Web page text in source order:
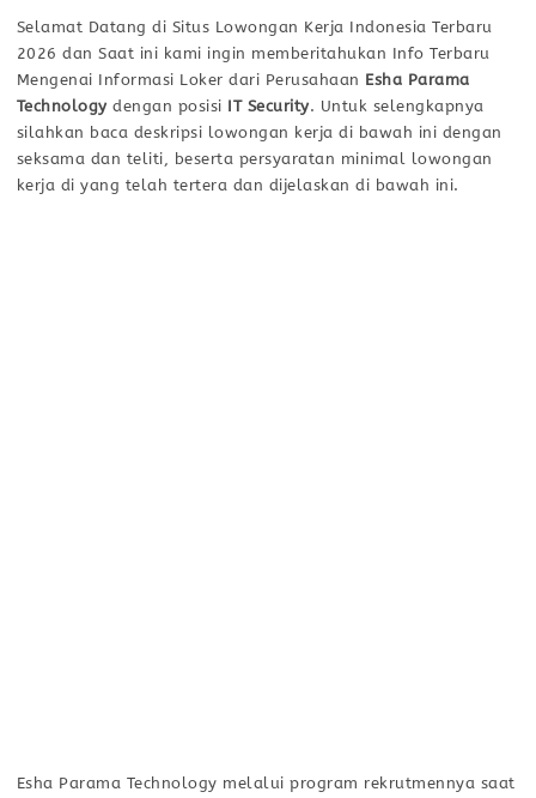
Selamat Datang di Situs Lowongan Kerja Indonesia Terbaru
2026 dan Saat ini kami ingin memberitahukan Info Terbaru
Mengenai Informasi Loker dari Perusahaan Esha Parama
Technology dengan posisi IT Security. Untuk selengkapnya
silahkan baca deskripsi lowongan kerja di bawah ini dengan
seksama dan teliti, beserta persyaratan minimal lowongan
kerja di yang telah tertera dan dijelaskan di bawah ini.
Esha Parama Technology melalui program rekrutmennya saat